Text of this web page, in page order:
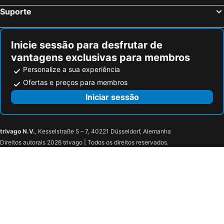
Suporte
Inicie sessão para desfrutar de
vantagens exclusivas para membros
Personalize a sua experiência
Ofertas e preços para membros
Iniciar sessão
trivago N.V., Kesselstraße 5 – 7, 40221 Düsseldorf, Alemanha
Direitos autorais 2026 trivago | Todos os direitos reservados.